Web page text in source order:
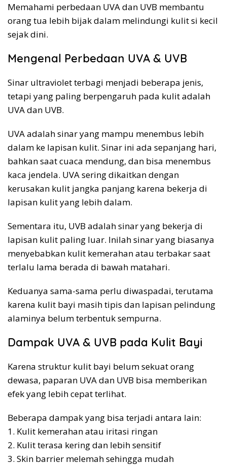
Memahami perbedaan UVA dan UVB membantu
orang tua lebih bijak dalam melindungi kulit si kecil
sejak dini.
Mengenal Perbedaan UVA & UVB
Sinar ultraviolet terbagi menjadi beberapa jenis,
tetapi yang paling berpengaruh pada kulit adalah
UVA dan UVB.
UVA adalah sinar yang mampu menembus lebih
dalam ke lapisan kulit. Sinar ini ada sepanjang hari,
bahkan saat cuaca mendung, dan bisa menembus
kaca jendela. UVA sering dikaitkan dengan
kerusakan kulit jangka panjang karena bekerja di
lapisan kulit yang lebih dalam.
Sementara itu, UVB adalah sinar yang bekerja di
lapisan kulit paling luar. Inilah sinar yang biasanya
menyebabkan kulit kemerahan atau terbakar saat
terlalu lama berada di bawah matahari.
Keduanya sama-sama perlu diwaspadai, terutama
karena kulit bayi masih tipis dan lapisan pelindung
alaminya belum terbentuk sempurna.
Dampak UVA & UVB pada Kulit Bayi
Karena struktur kulit bayi belum sekuat orang
dewasa, paparan UVA dan UVB bisa memberikan
efek yang lebih cepat terlihat.
Beberapa dampak yang bisa terjadi antara lain:
1. Kulit kemerahan atau iritasi ringan
2. Kulit terasa kering dan lebih sensitif
3. Skin barrier melemah sehingga mudah